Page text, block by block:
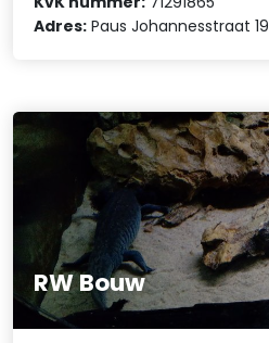
Adres: Paus Johannesstraat 19
RW Bouw